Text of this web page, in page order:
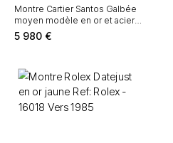
Montre Cartier Santos Galbée
moyen modèle en or et acier
Ref: Cartier - 187901 Vers 1990
5 980 €